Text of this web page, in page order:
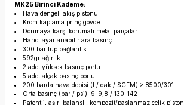
MK25 Birinci Kademe:
Hava dengeli akış pistonu
Krom kaplama prinç gövde
Donmaya karşı korumalı metal parçalar
Harici ayarlanabilir ara basınç
300 bar tüp bağlantısı
592gr ağırlık
2 adet yüksek basınç portu
5 adet alçak basınç portu
200 barda hava debisi (l / dak / SCFM):> 8500/301
Orta basınç (bar / psi): 9-9,8 / 130-142
Patentli, aşırı balanslı, kompozit/paslanmaz çelik piston